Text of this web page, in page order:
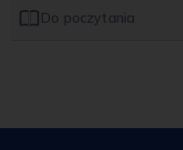
Do poczytania